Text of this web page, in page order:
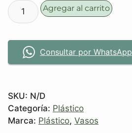
Agregar al carrito
Consultar por WhatsApp
SKU: N/D
Categoría: Plástico
Marca: Plástico, Vasos